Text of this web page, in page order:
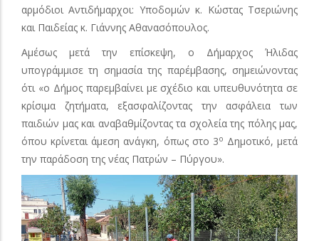
αρμόδιοι Αντιδήμαρχοι: Υποδομών κ. Κώστας Τσεριώνης
και Παιδείας κ. Γιάννης Αθανασόπουλος.
Αμέσως μετά την επίσκεψη, ο Δήμαρχος Ήλιδας
υπογράμμισε τη σημασία της παρέμβασης, σημειώνοντας
ότι «ο Δήμος παρεμβαίνει με σχέδιο και υπευθυνότητα σε
κρίσιμα ζητήματα, εξασφαλίζοντας την ασφάλεια των
παιδιών μας και αναβαθμίζοντας τα σχολεία της πόλης μας,
όπου κρίνεται άμεση ανάγκη, όπως στο 3ο Δημοτικό, μετά
την παράδοση της νέας Πατρών – Πύργου».